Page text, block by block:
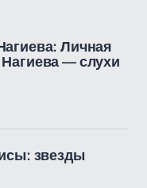
Личная
— слухи
звезды